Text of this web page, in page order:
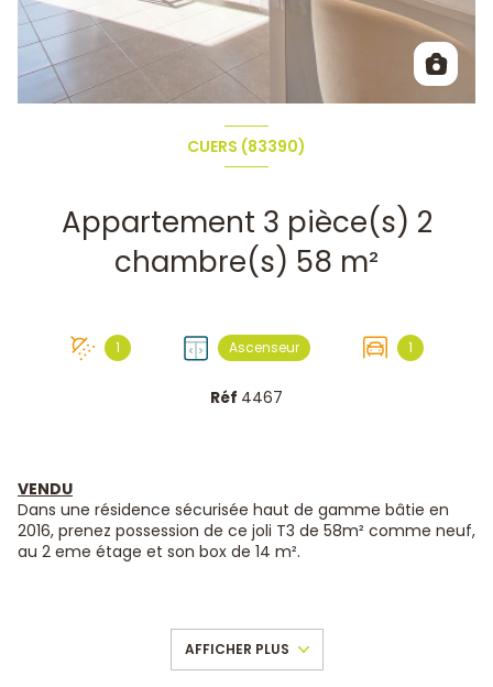
CUERS (83390)
Appartement 3 pièce(s) 2
chambre(s) 58 m²
1 Ascenseur 1
Réf 4467
VENDU
Dans une résidence sécurisée haut de gamme bâtie en
2016, prenez possession de ce joli T3 de 58m² comme neuf,
au 2 eme étage et son box de 14 m².
profiterez aussi d’une agréable terrasse vous permettant
de déjeuner ou dîner dehors au beaux jours.
Le côté nuit, lui, se divise en 2 belles chambres avec
AFFICHER PLUS